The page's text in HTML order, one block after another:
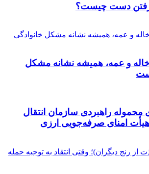
دست چیست؟
و عمه، همیشه نشانه مشکل
راهبردی سازمان انتقال
امنای صرفه‌جویی ارزی